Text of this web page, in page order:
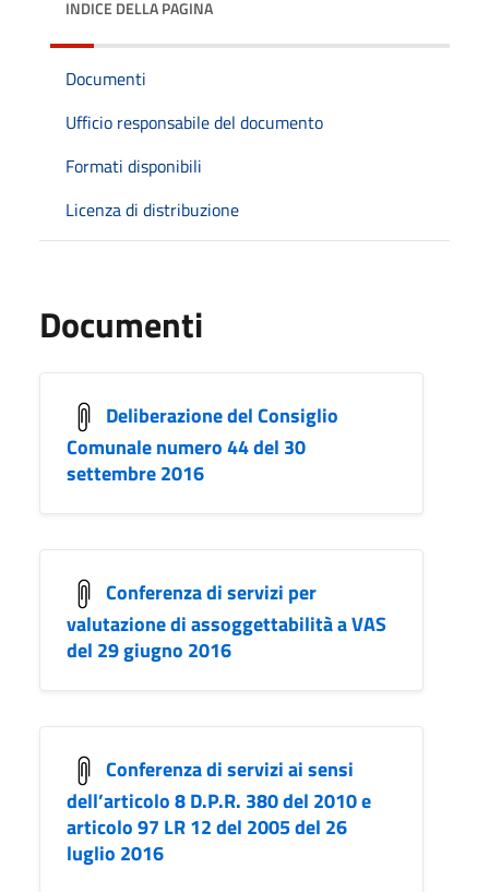
INDICE DELLA PAGINA
Documenti
Ufficio responsabile del documento
Formati disponibili
Licenza di distribuzione
Documenti
Deliberazione del Consiglio
Comunale numero 44 del 30
settembre 2016
Conferenza di servizi per
valutazione di assoggettabilità a VAS
del 29 giugno 2016
Conferenza di servizi ai sensi
dell’articolo 8 D.P.R. 380 del 2010 e
articolo 97 LR 12 del 2005 del 26
luglio 2016